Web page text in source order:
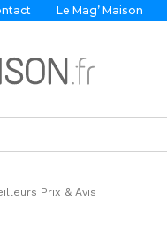
Le Mag’ Maison
Prix & Avis